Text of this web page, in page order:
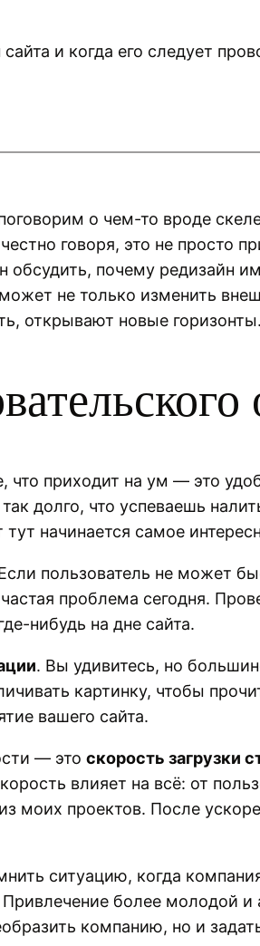
о чем-то вроде
говоря, это не просто
обсудить, почему редизайн
не только изменить
открывают новые горизонты.
что приходит на ум — это
долго, что успеваешь
начинается самое
пользователь не может
проблема сегодня.
нибудь на дне сайта.
. Вы удивитесь, но
картинку, чтобы
вашего сайта.
— это скорость загрузки
влияет на всё: от
моих проектов. После
ситуацию, когда
Привлечение более молодой
компанию, но и